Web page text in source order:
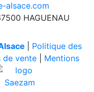
alsace.com
HAGUENAU
Politique des
de vente| Mentions